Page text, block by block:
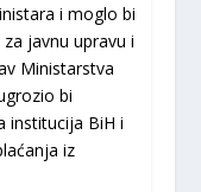
i moglo bi
javnu upravu i
Ministarstva
bi
institucija BiH i
iz